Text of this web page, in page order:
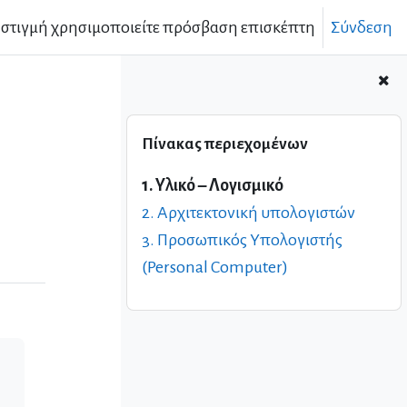
χρησιμοποιείτε πρόσβαση επισκέπτη Σύνδεση
Πίνακας περιεχομένων
1. Υλικό – Λογισμικό
2. Αρχιτεκτονική υπολογιστών
3. Προσωπικός Υπολογιστής
(Personal Computer)